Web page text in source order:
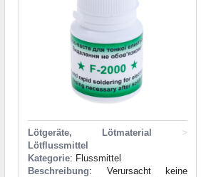
Lötgeräte, Lötmaterial
>
Lötflussmittel
Kategorie: Flussmittel
Beschreibung: Verursacht keine